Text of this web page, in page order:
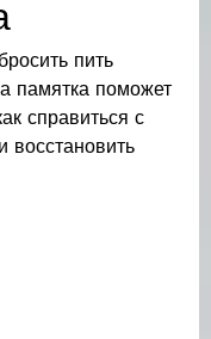
пить
памятка поможет
справиться с
восстановить